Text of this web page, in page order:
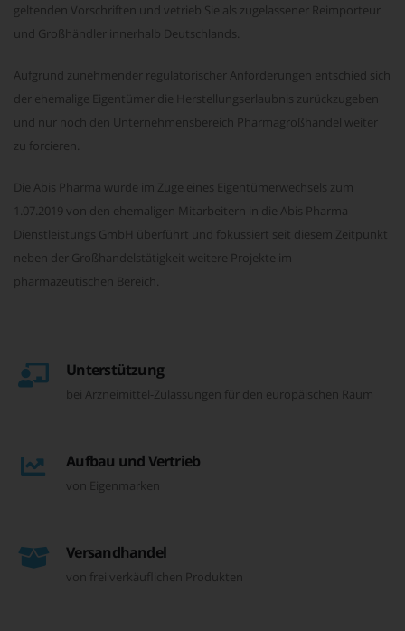
geltenden Vorschriften und vetrieb Sie als zugelassener Reimporteur
und Großhändler innerhalb Deutschlands.
Aufgrund zunehmender regulatorischer Anforderungen entschied sich
der ehemalige Eigentümer die Herstellungserlaubnis zurückzugeben
und nur noch den Unternehmensbereich Pharmagroßhandel weiter
zu forcieren.
Die Abis Pharma wurde im Zuge eines Eigentümerwechsels zum
1.07.2019 von den ehemaligen Mitarbeitern in die Abis Pharma
Dienstleistungs GmbH überführt und fokussiert seit diesem Zeitpunkt
neben der Großhandelstätigkeit weitere Projekte im
pharmazeutischen Bereich.
Unterstützung
bei Arzneimittel-Zulassungen für den europäischen Raum
Aufbau und Vertrieb
von Eigenmarken
Versandhandel
von frei verkäuflichen Produkten